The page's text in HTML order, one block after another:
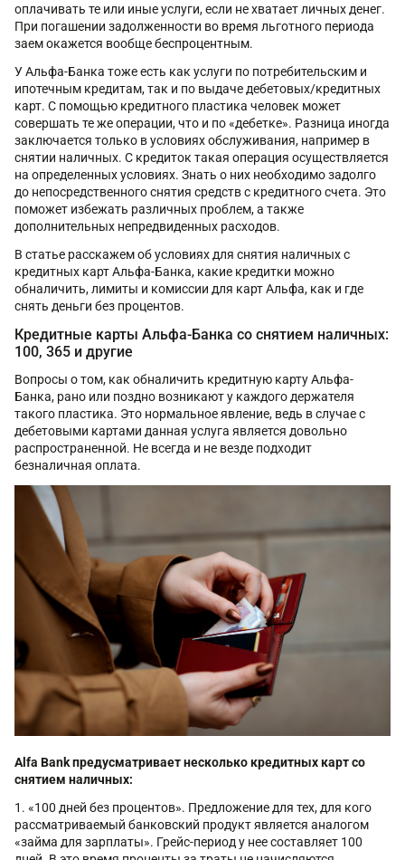
оплачивать те или иные услуги, если не хватает личных денег.
При погашении задолженности во время льготного периода
заем окажется вообще беспроцентным.
У Альфа-Банка тоже есть как услуги по потребительским и
ипотечным кредитам, так и по выдаче дебетовых/кредитных
карт. С помощью кредитного пластика человек может
совершать те же операции, что и по «дебетке». Разница иногда
заключается только в условиях обслуживания, например в
снятии наличных. С кредиток такая операция осуществляется
на определенных условиях. Знать о них необходимо задолго
до непосредственного снятия средств с кредитного счета. Это
поможет избежать различных проблем, а также
дополнительных непредвиденных расходов.
В статье расскажем об условиях для снятия наличных с
кредитных карт Альфа-Банка, какие кредитки можно
обналичить, лимиты и комиссии для карт Альфа, как и где
снять деньги без процентов.
Кредитные карты Альфа-Банка со снятием наличных:
100, 365 и другие
Вопросы о том, как обналичить кредитную карту Альфа-
Банка, рано или поздно возникают у каждого держателя
такого пластика. Это нормальное явление, ведь в случае с
дебетовыми картами данная услуга является довольно
распространенной. Не всегда и не везде подходит
безналичная оплата.
Alfa Bank предусматривает несколько кредитных карт со
снятием наличных:
«100 дней без процентов». Предложение для тех, для кого
рассматриваемый банковский продукт является аналогом
«займа для зарплаты». Грейс-период у нее составляет 100